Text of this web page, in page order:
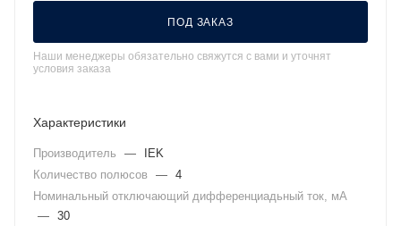
ПОД ЗАКАЗ
Наши менеджеры обязательно свяжутся с вами и уточнят
условия заказа
Характеристики
Производитель —
IEK
Количество полюсов
— 4
Номинальный отключающий дифференциадьный ток, мА
— 30